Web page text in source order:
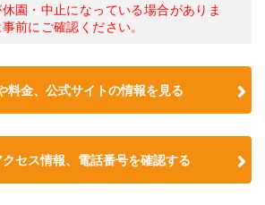
園・中止になっている場合がありま
前にご確認ください。
料金、公式サイトの情報を見る
セス情報、電話番号を確認する